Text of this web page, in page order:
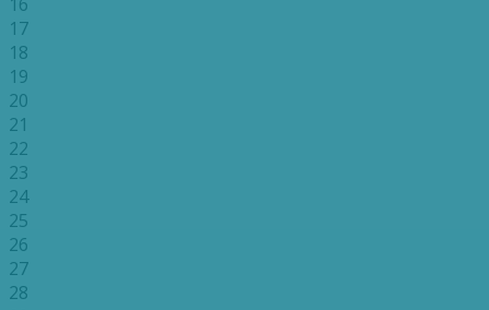
17
18
19
20
21
22
23
24
25
26
27
28